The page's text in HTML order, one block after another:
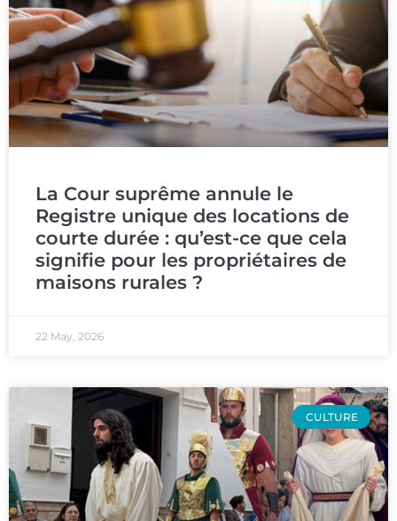
La Cour suprême annule le
Registre unique des locations de
courte durée : qu’est-ce que cela
signifie pour les propriétaires de
maisons rurales ?
22 May, 2026
CULTURE